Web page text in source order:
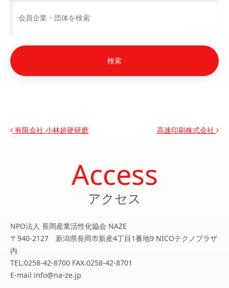
投稿ナビゲーション
有限会社 小林超硬研磨 高速印刷株式会社
Access
アクセス
NPO法人 長岡産業活性化協会 NAZE
〒940-2127 新潟県長岡市新産4丁目1番地9 NICOテクノプラザ
内
TEL.0258-42-8700 FAX.0258-42-8701
E-mail info@na-ze.jp